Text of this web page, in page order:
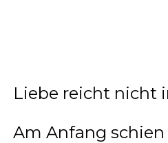
Liebe reicht nicht
Am Anfang schien